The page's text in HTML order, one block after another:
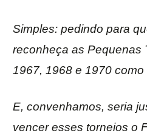
Simples: pedindo para
reconheça as Pequenas
1967, 1968 e 1970 como
E, convenhamos, seria
vencer esses torneios o